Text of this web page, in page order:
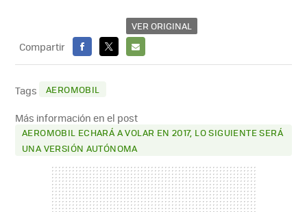
VER ORIGINAL
Compartir
FACEBOOK
X
E-
Tags AEROMOBIL
Más información en el post
AEROMOBIL ECHARÁ A VOLAR EN 2017, LO SIGUIENTE SERÁ
UNA VERSIÓN AUTÓNOMA